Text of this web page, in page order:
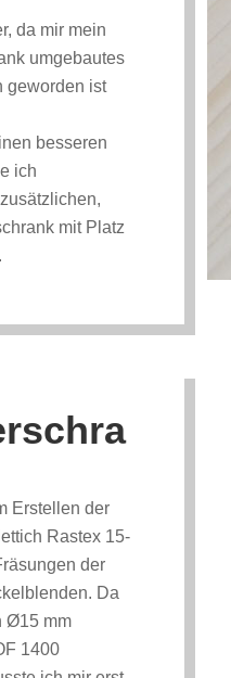
da mir mein
umgebautes
geworden ist
besseren
ich
mit Platz
Erstellen der
Rastex 15-
der
Da
Ø15 mm
1400